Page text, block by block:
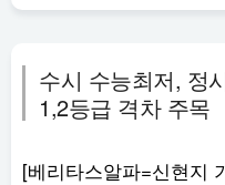
수시 수능최저, 정
1,2등급 격차 주목
[베리타스알파=신현지